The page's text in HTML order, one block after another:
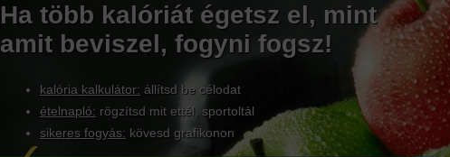
Ha több kalóriát égetsz el, mint
amit beviszel, fogyni fogsz!
kalória kalkulátor: állítsd be célodat
ételnapló: rögzítsd mit ettél, sportoltál
sikeres fogyás: kövesd grafikonon